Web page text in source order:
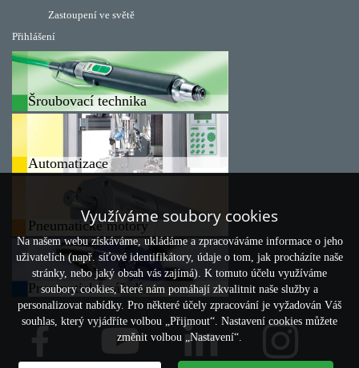
Zastoupení ve světě
Přihlášení
Šroubovací technika
Automatizace
Pneumatické motory
Pneumatické nářadí
Využíváme soubory cookies
Na našem webu získáváme, ukládáme a zpracováváme informace o jeho
uživatelích (např. síťové identifikátory, údaje o tom, jak procházíte naše
stránky, nebo jaký obsah vás zajímá). K tomuto účelu využíváme
soubory cookies, které nám pomáhají zkvalitnit naše služby a
personalizovat nabídky. Pro některé účely zpracování je vyžadován Váš
souhlas, který vyjádříte volbou „Přijmout“. Nastavení cookies můžete
změnit volbou „Nastavení“.